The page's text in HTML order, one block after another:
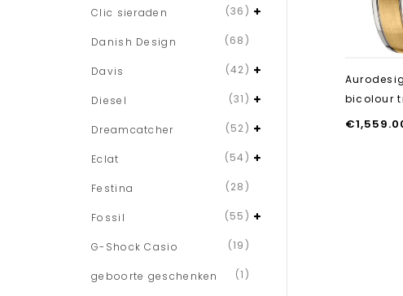
bicolour
€
Clic sieraden (36)
Danish Design (68)
Davis (42)
Diesel (31)
Dreamcatcher (52)
Eclat (54)
Festina (28)
Fossil (55)
G-Shock Casio (19)
geboorte geschenken (1)